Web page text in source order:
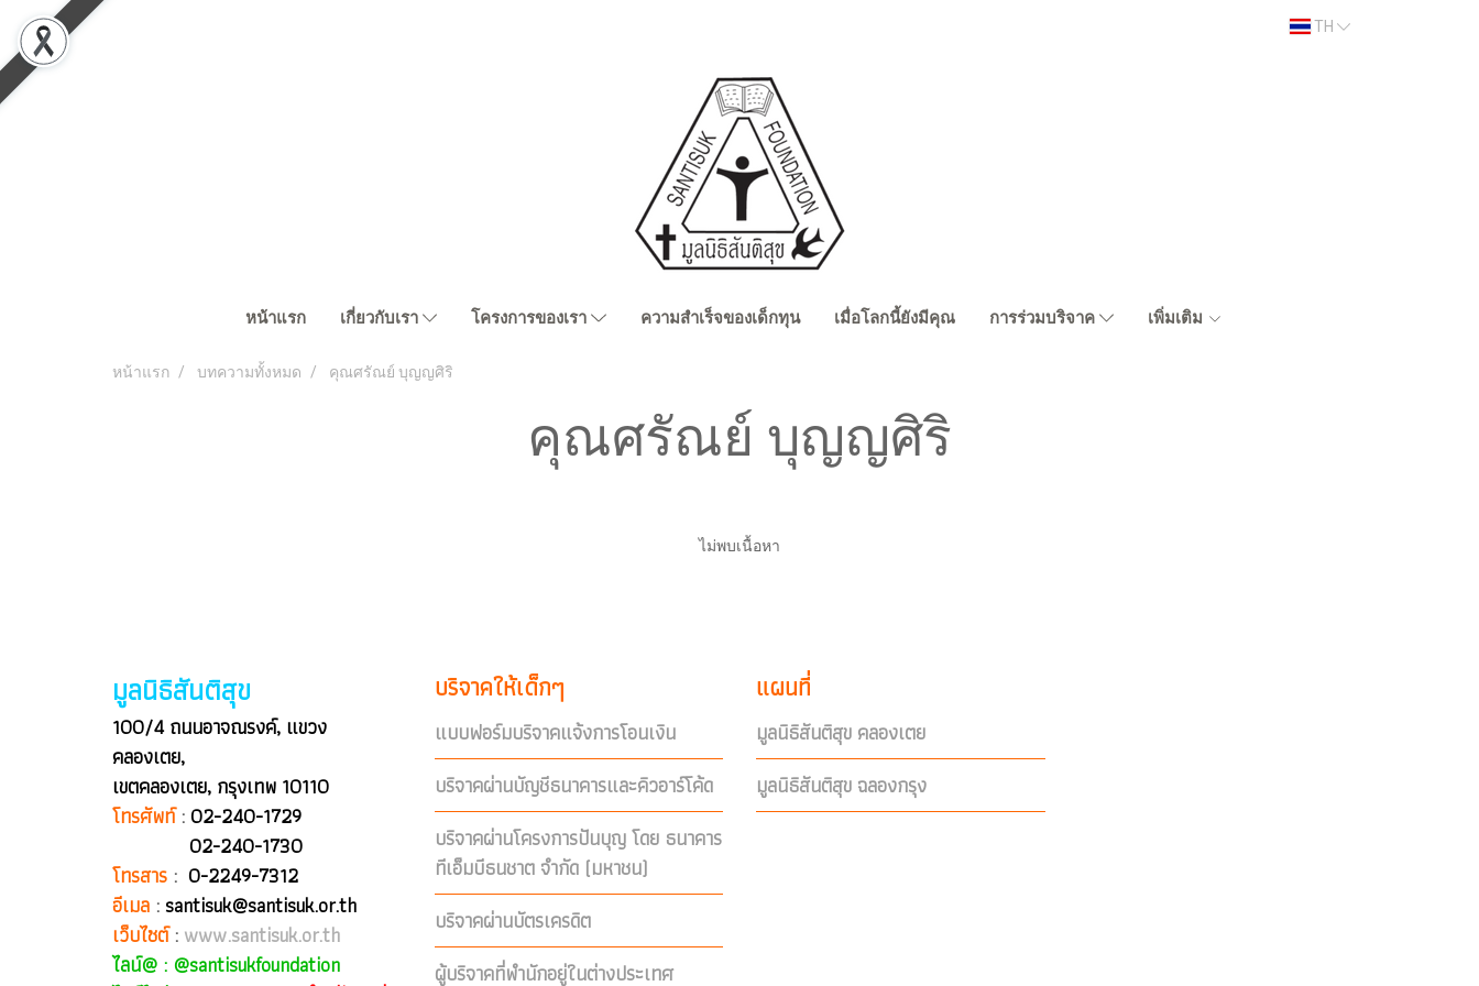
TH
หน้าแรก เกี่ยวกับเรา โครงการของเรา ความสำเร็จของเด็กทุน เมื่อโลกนี้ยังมีคุณ การร่วมบริจาค เพิ่มเติม
หน้าแรก บทความทั้งหมด คุณศรัณย์ บุญญศิริ
คุณศรัณย์ บุญญศิริ
ไม่พบเนื้อหา
มูลนิธิสันติสุข
100/4 ถนนอาจณรงค์, แขวง
คลองเตย,
เขตคลองเตย, กรุงเทพ 10110
โทรศัพท์:02-240-1729
02-240-1730
โทรสาร : 0-2249-7312
อีเมล : santisuk@santisuk.or.th
เว็บไซต์: www.santisuk.or.th
ไลน์@ : @santisukfoundation
บริจาคให้เด็กๆ
แบบฟอร์มบริจาคแจ้งการโอนเงิน
บริจาคผ่านบัญชีธนาคารและคิวอาร์โค้ด
บริจาคผ่านโครงการปันบุญ โดย ธนาคาร
ทีเอ็มบีธนชาต จำกัด (มหาชน)
บริจาคผ่านบัตรเครดิต
ผู้บริจาคที่พำนักอยู่ในต่างประเทศ
แผนที่
มูลนิธิสันติสุข คลองเตย
มูลนิธิสันติสุข ฉลองกรุง